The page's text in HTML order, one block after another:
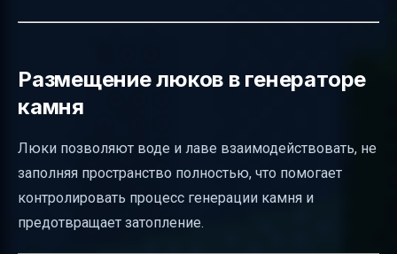
Размещение люков в генераторе
камня
Люки позволяют воде и лаве взаимодействовать, не
заполняя пространство полностью, что помогает
контролировать процесс генерации камня и
предотвращает затопление.